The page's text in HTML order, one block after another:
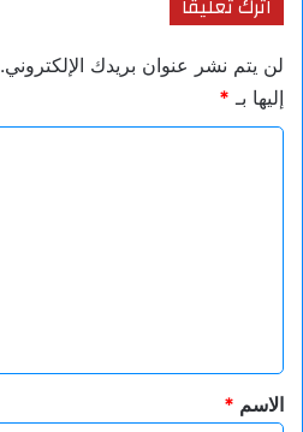
اترك تعليقاً
لن يتم نشر عنوان بريدك الإلكتروني.
إليها بـ *
*
الاسم *